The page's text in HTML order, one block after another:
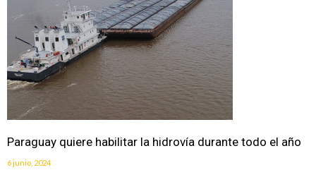
Paraguay quiere habilitar la hidrovía durante todo el año
6 junio, 2024